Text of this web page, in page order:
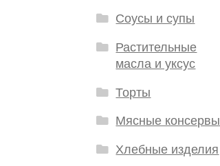
Соусы и супы
Растительные
масла и уксус
Торты
Мясные консервы
Хлебные изделия